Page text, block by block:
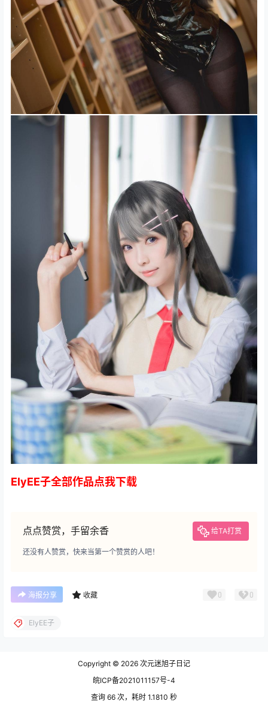
ElyEE子全部作品点我下载
点点赞赏，手留余香 给TA打赏
还没有人赞赏，快来当第一个赞赏的人吧！
海报分享 收藏 0 0
ElyEE子
Copyright © 2026 次元迷旭子日记
皖ICP备2021011157号-4
查询 66 次，耗时 1.1810 秒